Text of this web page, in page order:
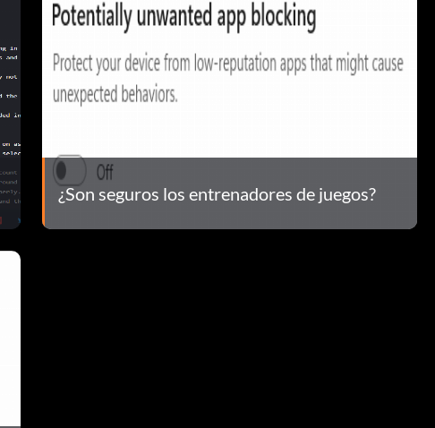
¿Son seguros los entrenadores de juegos?